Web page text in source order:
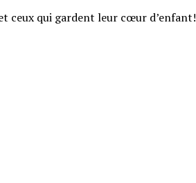
ceux qui gardent leur cœur d’enfant!